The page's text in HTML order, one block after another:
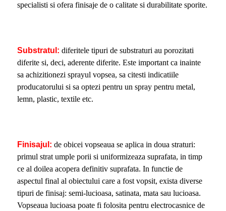
specialisti si ofera finisaje de o calitate si durabilitate sporite.
Substratul: diferitele tipuri de substraturi au porozitati
diferite si, deci, aderente diferite. Este important ca inainte
sa achizitionezi sprayul vopsea, sa citesti indicatiile
producatorului si sa optezi pentru un spray pentru metal,
lemn, plastic, textile etc.
Finisajul: de obicei vopseaua se aplica in doua straturi:
primul strat umple porii si uniformizeaza suprafata, in timp
ce al doilea acopera definitiv suprafata. In functie de
aspectul final al obiectului care a fost vopsit, exista diverse
tipuri de finisaj: semi-lucioasa, satinata, mata sau lucioasa.
Vopseaua lucioasa poate fi folosita pentru electrocasnice de